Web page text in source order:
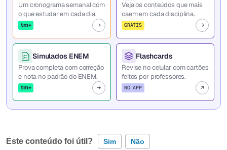
Um cronograma semanal com
o que estudar em cada dia.
tm+
Veja os conteúdos que mais
caem em cada disciplina.
GRÁTIS
Simulados ENEM
Prova completa com correção
e nota no padrão do ENEM.
tm+
Flashcards
Revise no celular com cartões
feitos por professores.
NO APP
Este conteúdo foi útil? Sim Não